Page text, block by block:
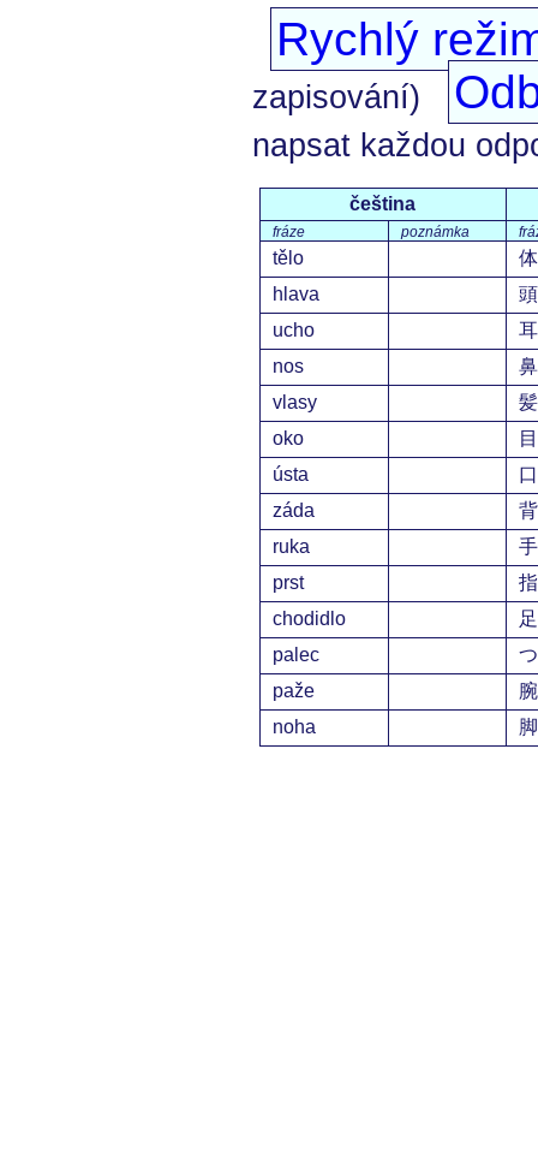
Rychlý
zapisování)
napsat každou
čeština
fráze poznámka
tělo
体
hlava
頭
ucho
耳
nos
鼻
vlasy
髪
oko
目
ústa
口
záda
ruka
手
prst
指
chodidlo
足
palec
paže
腕
noha
脚